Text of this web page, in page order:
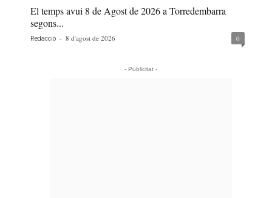
El temps avui 8 de Agost de 2026 a Torredembarra
segons...
Redacció - 8 d'agost de 2026 0
- Publicitat -